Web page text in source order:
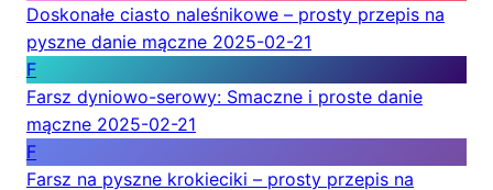
Doskonałe ciasto naleśnikowe – prosty przepis na
pyszne danie mączne 2025-02-21
F
Farsz dyniowo-serowy: Smaczne i proste danie
mączne 2025-02-21
F
Farsz na pyszne krokieciki – prosty przepis na